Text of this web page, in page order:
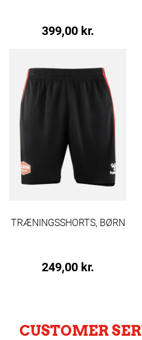
399,00 kr.
TRÆNINGSSHORTS, BØRN
249,00 kr.
CUSTOMER